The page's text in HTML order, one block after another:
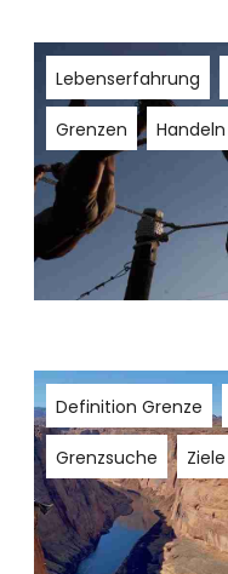
Lebenserfahrung
Grenzen Handeln
Definition Grenze
Grenzsuche Ziele